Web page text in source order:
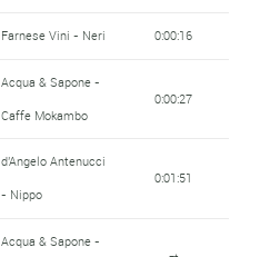
Farnese Vini - Neri 0:00:16
Acqua & Sapone -
Caffe Mokambo
0:00:27
d'Angelo Antenucci
- Nippo
0:01:51
Acqua & Sapone -